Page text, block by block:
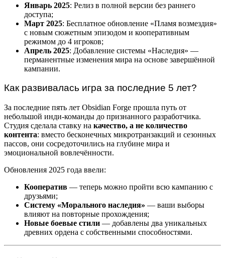
Январь 2025: Релиз в полной версии без раннего
доступа;
Март 2025: Бесплатное обновление «Пламя возмездия»
с новым сюжетным эпизодом и кооперативным
режимом до 4 игроков;
Апрель 2025: Добавление системы «Наследия» —
перманентные изменения мира на основе завершённой
кампании.
Как развивалась игра за последние 5 лет?
За последние пять лет Obsidian Forge прошла путь от
небольшой инди-команды до признанного разработчика.
Студия сделала ставку на качество, а не количество
контента: вместо бесконечных микротранзакций и сезонных
пассов, они сосредоточились на глубине мира и
эмоциональной вовлечённости.
Обновления 2025 года ввели:
Кооператив — теперь можно пройти всю кампанию с
друзьями;
Систему «Морального наследия» — ваши выборы
влияют на повторные прохождения;
Новые боевые стили — добавлены два уникальных
древних ордена с собственными способностями.